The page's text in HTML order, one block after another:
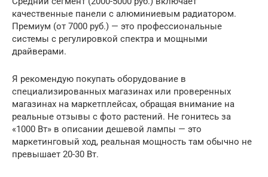
качественные панели с алюминиевым радиатором.
Премиум (от 7000 руб.) — это профессиональные
системы с регулировкой спектра и мощными
драйверами.
Я рекомендую покупать оборудование в
специализированных магазинах или проверенных
магазинах на маркетплейсах, обращая внимание на
реальные отзывы с фото растений. Не гонитесь за
«1000 Вт» в описании дешевой лампы — это
маркетинговый ход, реальная мощность там обычно не
превышает 20-30 Вт.